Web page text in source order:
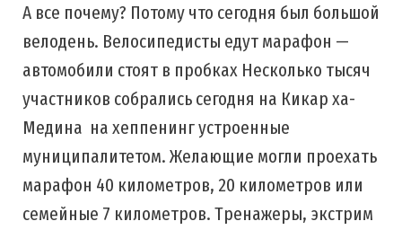
А все почему? Потому что сегодня был большой
велодень. Велосипедисты едут марафон —
автомобили стоят в пробках Несколько тысяч
участников собрались сегодня на Кикар ха-
Медина на хеппенинг устроенные
муниципалитетом. Желающие могли проехать
марафон 40 километров, 20 километров или
семейные 7 километров. Тренажеры, экстрим